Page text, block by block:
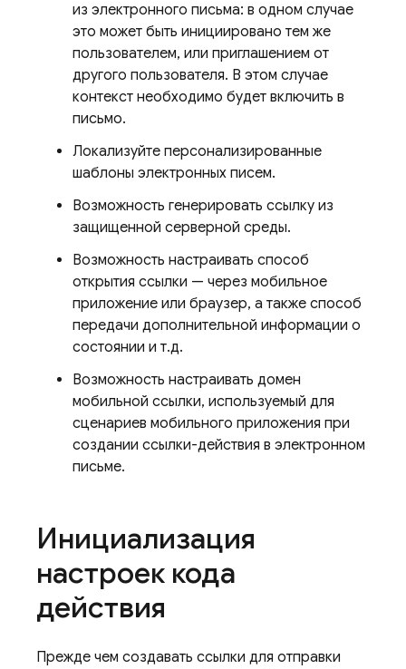
из электронного письма: в одном случае
это может быть инициировано тем же
пользователем, или приглашением от
другого пользователя. В этом случае
контекст необходимо будет включить в
письмо.
Локализуйте персонализированные
шаблоны электронных писем.
Возможность генерировать ссылку из
защищенной серверной среды.
Возможность настраивать способ
открытия ссылки — через мобильное
приложение или браузер, а также способ
передачи дополнительной информации о
состоянии и т.д.
Возможность настраивать домен
мобильной ссылки, используемый для
сценариев мобильного приложения при
создании ссылки-действия в электронном
письме.
Инициализация
настроек кода
действия
Прежде чем создавать ссылки для отправки